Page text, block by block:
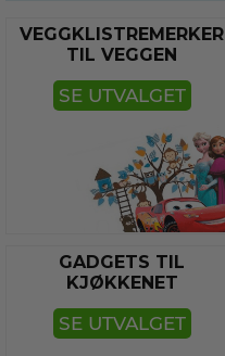
VEGGKLISTREMERKER
TIL VEGGEN
SE UTVALGET
GADGETS TIL
KJØKKENET
SE UTVALGET